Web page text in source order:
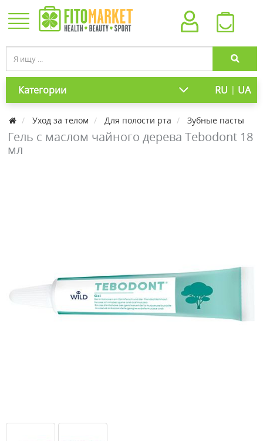
Категории RU | UA
Уход за телом Для полости рта Зубные пасты
Гель с маслом чайного дерева Tebodont 18
мл